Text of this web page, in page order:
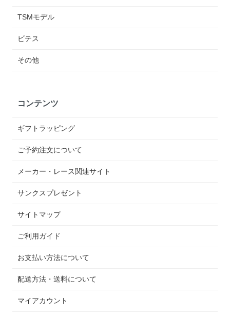
TSMモデル
ビテス
その他
コンテンツ
ギフトラッピング
ご予約注文について
メーカー・レース関連サイト
サンクスプレゼント
サイトマップ
ご利用ガイド
お支払い方法について
配送方法・送料について
マイアカウント